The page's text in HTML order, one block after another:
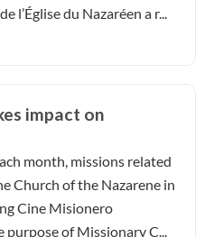
l’Église du Nazaréen a r...
impact on
month, missions related
Church of the Nazarene in
Cine Misionero
purpose of Missionary C...